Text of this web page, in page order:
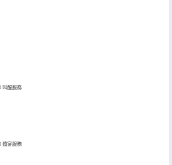
叫醒服務
婚宴服務